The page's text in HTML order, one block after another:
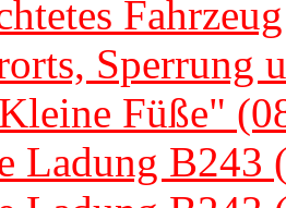
Sperrung
Füße"
Ladung